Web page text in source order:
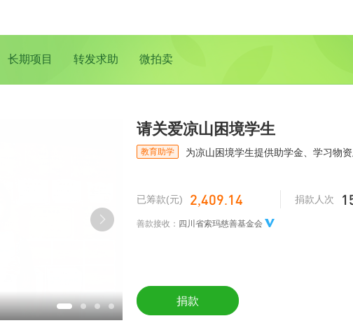
长期项目 转发求助 微拍卖
请关爱凉山困境学生
教育助学 为凉山困境学生提供助学金、学习物
已筹款(元) 2,409.14 捐款人次
善款接收： 四川省索玛慈善基金会
捐款